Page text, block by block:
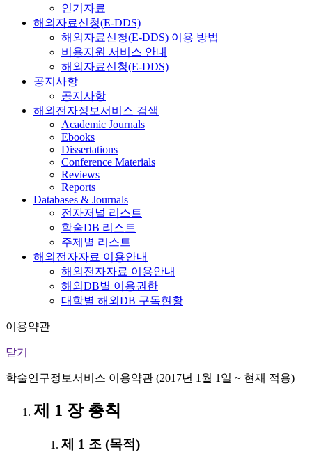
인기자료
해외자료신청(E-DDS)
해외자료신청(E-DDS) 이용 방법
비용지원 서비스 안내
해외자료신청(E-DDS)
공지사항
공지사항
해외전자정보서비스 검색
Academic Journals
Ebooks
Dissertations
Conference Materials
Reviews
Reports
Databases & Journals
전자저널 리스트
학술DB 리스트
주제별 리스트
해외전자자료 이용안내
해외전자자료 이용안내
해외DB별 이용권한
대학별 해외DB 구독현황
이용약관
닫기
학술연구정보서비스 이용약관 (2017년 1월 1일 ~ 현재 적용)
제 1 장 총칙
제 1 조 (목적)